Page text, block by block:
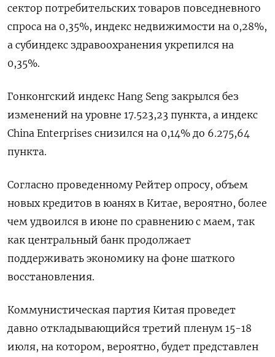
сектор потребительских товаров повседневного
спроса на 0,35%, индекс недвижимости на 0,28%,
а субиндекс здравоохранения укрепился на
0,35%.
Гонконгский индекс Hang Seng закрылся без
изменений на уровне 17.523,23​ пункта, а индекс
China Enterprises снизился на 0,14% до 6.275,64
пункта.
Согласно проведенному Рейтер опросу, объем
новых кредитов в юанях в Китае, вероятно, более
чем удвоился в июне по сравнению с маем, так
как центральный банк продолжает
поддерживать экономику на фоне шаткого
восстановления.
Коммунистическая партия Китая проведет
давно откладывающийся третий пленум 15-18
июля, на котором, вероятно, будет представлен